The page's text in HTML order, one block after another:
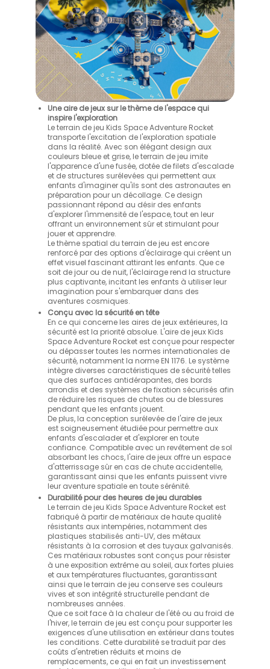
Une aire de jeux sur le thème de l'espace qui
inspire l'exploration
Le terrain de jeu Kids Space Adventure Rocket
transporte l'excitation de l'exploration spatiale
dans la réalité. Avec son élégant design aux
couleurs bleue et grise, le terrain de jeu imite
l'apparence d'une fusée, dotée de filets d'escalade
et de structures surélevées qui permettent aux
enfants d'imaginer qu'ils sont des astronautes en
préparation pour un décollage. Ce design
passionnant répond au désir des enfants
d'explorer l'immensité de l'espace, tout en leur
offrant un environnement sûr et stimulant pour
jouer et apprendre.
Le thème spatial du terrain de jeu est encore
renforcé par des options d'éclairage qui créent un
effet visuel fascinant attirant les enfants. Que ce
soit de jour ou de nuit, l'éclairage rend la structure
plus captivante, incitant les enfants à utiliser leur
imagination pour s'embarquer dans des
aventures cosmiques.
Conçu avec la sécurité en tête
En ce qui concerne les aires de jeux extérieures, la
sécurité est la priorité absolue. L'aire de jeux Kids
Space Adventure Rocket est conçue pour respecter
ou dépasser toutes les normes internationales de
sécurité, notamment la norme EN 1176. Le système
intègre diverses caractéristiques de sécurité telles
que des surfaces antidérapantes, des bords
arrondis et des systèmes de fixation sécurisés afin
de réduire les risques de chutes ou de blessures
pendant que les enfants jouent.
De plus, la conception surélevée de l'aire de jeux
est soigneusement étudiée pour permettre aux
enfants d'escalader et d'explorer en toute
confiance. Compatible avec un revêtement de sol
absorbant les chocs, l'aire de jeux offre un espace
d'atterrissage sûr en cas de chute accidentelle,
garantissant ainsi que les enfants puissent vivre
leur aventure spatiale en toute sérénité.
Durabilité pour des heures de jeu durables
Le terrain de jeu Kids Space Adventure Rocket est
fabriqué à partir de matériaux de haute qualité
résistants aux intempéries, notamment des
plastiques stabilisés anti-UV, des métaux
résistants à la corrosion et des tuyaux galvanisés.
Ces matériaux robustes sont conçus pour résister
à une exposition extrême au soleil, aux fortes pluies
et aux températures fluctuantes, garantissant
ainsi que le terrain de jeu conserve ses couleurs
vives et son intégrité structurelle pendant de
nombreuses années.
Que ce soit face à la chaleur de l'été ou au froid de
l'hiver, le terrain de jeu est conçu pour supporter les
exigences d'une utilisation en extérieur dans toutes
les conditions. Cette durabilité se traduit par des
coûts d'entretien réduits et moins de
remplacements, ce qui en fait un investissement